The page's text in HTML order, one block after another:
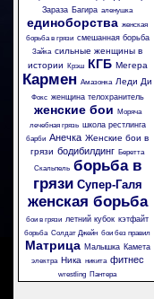
Зараза Багира аленушка
единоборства женская
борьба в грязи смешанная борьба
Зайка сильные женщины в
истории
Крэш КГБ Мегера
Кармен Амазонка Леди Ди
Фокс женщина телохранитель
женские бои
Моряча
лечебная грязь школа рестлинга
барби Анечка Женские бои в
грязи бодибилдинг Беретта
Скальпель борьба в
грязи Супер-Галя
женская борьба
бои в грязи летний кубок кэтфайт
борьба Солдат Джейн бои без правил
Матрица Малышка Камета
электра Ника никита фитнес
wrestling Пантера